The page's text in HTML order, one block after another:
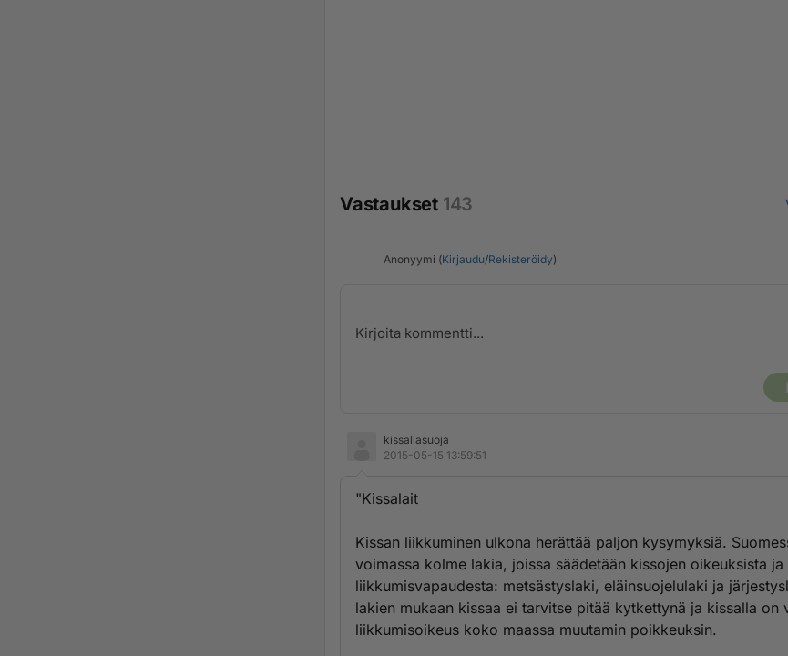
Vastaukset 143
Anonyymi (Kirjaudu/Rekisteröidy)
kissallasuoja
2015-05-15 13:59:51
"Kissalait
Kissan liikkuminen ulkona herättää paljon kysymyksiä.
voimassa kolme lakia, joissa säädetään kissojen oikeuksista ja
liikkumisvapaudesta: metsästyslaki, eläinsuojelulaki ja
lakien mukaan kissaa ei tarvitse pitää kytkettynä ja kissalla on
liikkumisoikeus koko maassa muutamin poikkeuksin.